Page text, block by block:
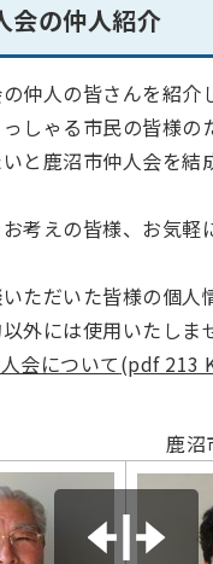
会の仲人紹介
仲人の皆さんを紹介
しゃる市民の皆様の
と鹿沼市仲人会を結
考えの皆様、お気軽
ただいた皆様の個人
外には使用いたしま
会について(pdf 213
鹿沼